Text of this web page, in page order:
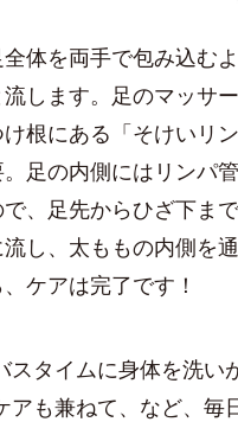
体を両手で包み込む
します。足のマッサ
根にある「そけいリ
足の内側にはリンパ
、足先からひざ下ま
し、太ももの内側を
ケアは完了です！
スタイムに身体を洗い
アも兼ねて、など、毎